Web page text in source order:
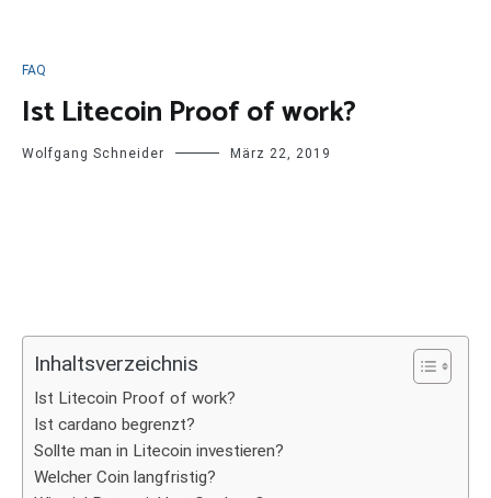
FAQ
Ist Litecoin Proof of work?
Wolfgang Schneider März 22, 2019
Inhaltsverzeichnis
Ist Litecoin Proof of work?
Ist cardano begrenzt?
Sollte man in Litecoin investieren?
Welcher Coin langfristig?